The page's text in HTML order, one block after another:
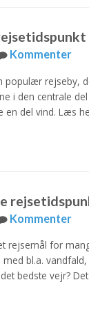
Kommenter
populær rejseby,
i den centrale
en del vind. Læs
Kommenter
rejsemål for
bl.a.
bedste vejr?